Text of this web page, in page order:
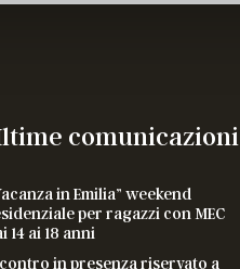
comunicazioni
in Emilia” weekend
per ragazzi con MEC
14 ai 18 anni
in presenza riservato a